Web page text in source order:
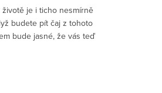
je i ticho nesmírně
budete pít čaj z tohoto
bude jasné, že vás teď